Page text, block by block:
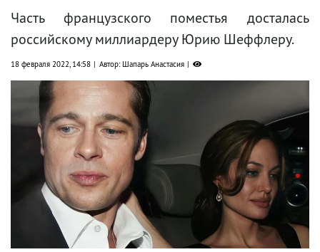
Часть французского поместья досталась
российскому миллиардеру Юрию Шеффлеру.
18 февраля 2022, 14:58 Автор: Шапарь Анастасия